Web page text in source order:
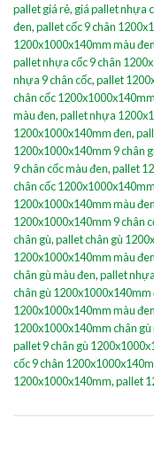
pallet giá rẻ, giá pallet nhựa
đen,pallet cốc 9 chân
1200x1000x140mm màu đen
pallet nhựa cốc 9 chân
nhựa 9 chân cốc,pallet
chân cốc 1200x1000x140mm
màu đen,pallet nhựa
1200x1000x140mm đen,
1200x1000x140mm 9 chân
9 chân cốc màu đen,pallet
chân cốc
1200x1000x140mm màu đen
1200x1000x140mm 9 chân
chân gù,pallet chân gù
1200x1000x140mm màu đen
chân gù màu đen,pallet
chân gù 1200x1000x140mm
1200x1000x140mm màu đen
1200x1000x140mm chân gù
pallet 9 chân gù
cốc 9 chân
1200x1000x140mm,pallet